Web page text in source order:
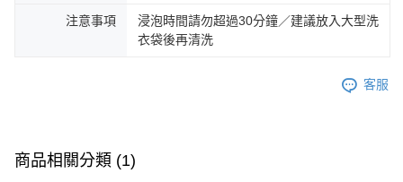
注意事項
浸泡時間請勿超過30分鐘／建議放入大型洗
衣袋後再清洗
客服
商品相關分類 (1)